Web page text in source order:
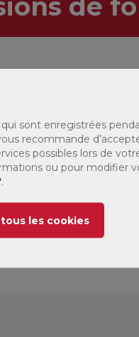
de
Modalité
sont enregistrées
recommande
possibles lors de
ou pour modifier
.
les cookies